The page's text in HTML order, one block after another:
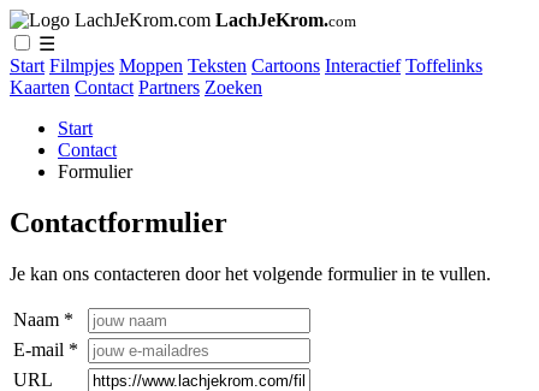
LachJeKrom.com
☰
Start Filmpjes Moppen Teksten Cartoons Interactief Toffelinks
Kaarten Contact Partners Zoeken
Start
Contact
Formulier
Contactformulier
Je kan ons contacteren door het volgende formulier in te vullen.
Naam *
E-mail *
URL